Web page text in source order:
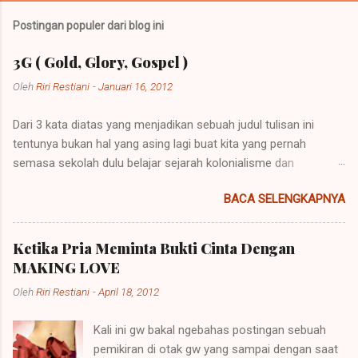
Postingan populer dari blog ini
3G ( Gold, Glory, Gospel )
OlehRiri Restiani -Januari 16, 2012
Dari 3 kata diatas yang menjadikan sebuah judul tulisan ini
tentunya bukan hal yang asing lagi buat kita yang pernah
semasa sekolah dulu belajar sejarah kolonialisme dan
bentuk kalimat yang mempunyai penjelasan yang berbeda
namun pada prinsipnya mempunyai maksud yang sama.
Imperialisme ialah sebuah kebijakan di mana sebuah negara
besar dapat memegang kendali atau pemerintahan atas daerah
lain agar negara itu bisa dipelihara atau berkembang. Sebuah
contoh imperialisme terjadi saat negara-negara itu
imperialisme berasal dari kata Latin "imperare" yang artinya
"memerintah". Hak untuk memerintah (imperare) disebut
BACA SELENGKAPNYA
Ketika Pria Meminta Bukti Cinta Dengan
MAKING LOVE
OlehRiri Restiani -April 18, 2012
Kali ini gw bakal ngebahas postingan sebuah
pemikiran di otak gw yang sampai dengan saat